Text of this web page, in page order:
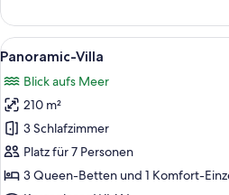
Haus
Alle
Fotos
für
Panoramic-
Villa
anzeigen
Ein
26
Panoramic-Villa
Blick aufs Meer
210 m²
3 Schlafzimmer
Platz für 7 Personen
3 Queen-Betten und 1 Komfort-